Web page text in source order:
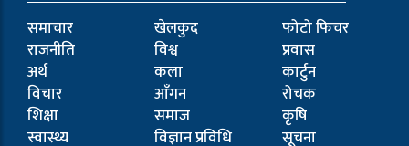
समाचार
राजनीति
अर्थ
विचार
शिक्षा
स्वास्थ्य
खेलकुद
विश्व
कला
आँगन
समाज
विज्ञान प्रविधि
फोटो फिचर
प्रवास
कार्टुन
रोचक
कृषि
सूचना